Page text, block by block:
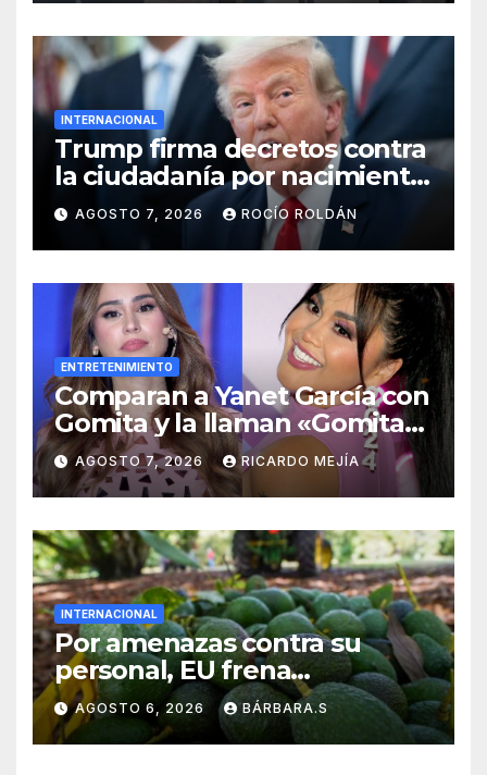
INTERNACIONAL
Trump firma decretos contra
la ciudadanía por nacimiento
y el ‘turismo de maternidad’
AGOSTO 7, 2026 ROCÍO ROLDÁN
ENTRETENIMIENTO
Comparan a Yanet García con
Gomita y la llaman «Gomita
Premium»
AGOSTO 7, 2026 RICARDO MEJÍA
INTERNACIONAL
Por amenazas contra su
personal, EU frena
exportación de aguacate
AGOSTO 6, 2026 BÁRBARA.S